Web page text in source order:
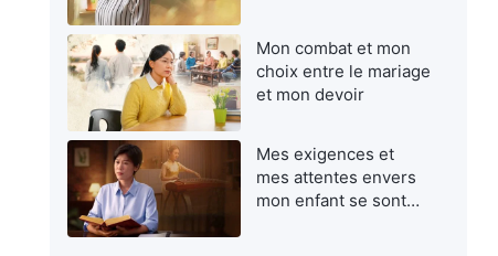
Mon combat et mon
choix entre le mariage
et mon devoir
Mes exigences et
mes attentes envers
mon enfant se sont